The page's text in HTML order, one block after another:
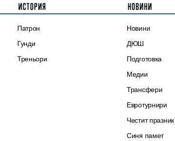
ИСТОРИЯ
Патрон
Гунди
Треньори
НОВИНИ
Новини
ДЮШ
Подготовка
Медии
Трансфери
Евротурнири
Честит празник
Синя памет